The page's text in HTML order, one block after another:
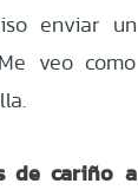
enviar un
veo como
de cariño a